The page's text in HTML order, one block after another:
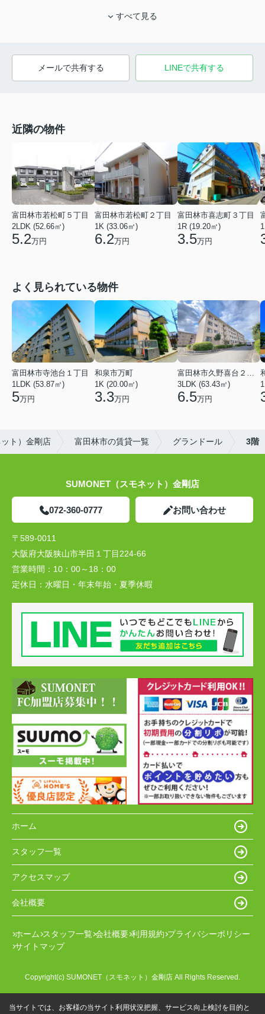
すべて見る
メールで共有する LINEで共有する
近隣の物件
富田林市若松町５丁目
2LDK (52.66㎡)
5.2万円
富田林市若松町２丁目
1K (33.06㎡)
6.2万円
富田林市喜志町３丁目
1R (19.20㎡)
3.5万円
よく見られている物件
富田林市寺池台１丁目
1LDK (53.87㎡)
5万円
和泉市万町
1K (20.00㎡)
3.3万円
3LDK (63.43㎡)
6.5万円
ト）金剛店 富田林市の賃貸一覧 グランドール 3階
SUMONET（スモネット）金剛店
072-360-0777 お問い合わせ
〒589-0011
大阪府大阪狭山市半田１丁目224-66
営業時間： 10：00～18：00
定休日： 水曜日・年末年始・夏季休暇
ホーム
スタッフ一覧
アクセスマップ
会社概要
ホーム スタッフ一覧 会社概要 利用規約 プライバシーポリシー
サイトマップ
Copyright(c) SUMONET（スモネット）金剛店 All Rights Reserved.
当サイトでは、お客様の当サイト利用状況把握、サービス向上検討を目的と